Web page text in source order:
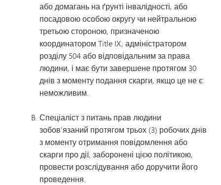
або домагань на ґрунті інвалідності, або
посадовою особою округу чи нейтральною
третьою стороною, призначеною
координатором Title IX, адміністратором
розділу 504 або відповідальним за права
людини, і має бути завершене протягом 30
днів з моменту подання скарги, якщо це не є
неможливим.
Спеціаліст з питань прав людини
зобов’язаний протягом трьох (3) робочих днів
з моменту отримання повідомлення або
скарги про дії, заборонені цією політикою,
провести розслідування або доручити його
проведення.